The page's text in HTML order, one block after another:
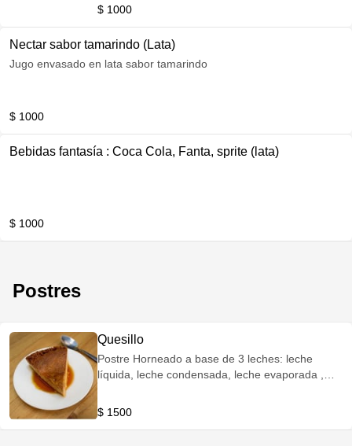
$ 1000
Nectar sabor tamarindo (Lata)
Jugo envasado en lata sabor tamarindo
$ 1000
Bebidas fantasía : Coca Cola, Fanta, sprite (lata)
$ 1000
Postres
Quesillo
Postre Horneado a base de 3 leches: leche
líquida, leche condensada, leche evaporada ,
$ 1500